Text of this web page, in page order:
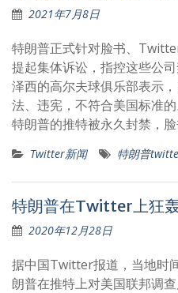
2021年7月8日
特朗普正式针对脸书、
提起集体诉讼，指控这些公
泽西的高尔夫球俱乐部表示
法、违宪，不符合美国标准
特朗普的推特被永久封禁，脸
Twitter新闻 特朗普
特朗普在Twitter上狂
2020年12月28日
据中国Twitter报道，当地时
朗普在推特上对美国联邦调